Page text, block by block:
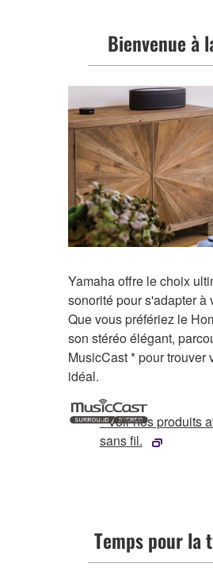
Bienvenue à
Yamaha offre le choix
sonorité pour s'adapter à
Que vous préfériez le
son stéréo élégant,
MusicCast * pour trouver
idéal.
* Voir nos produits
sans fil.
Temps pour la